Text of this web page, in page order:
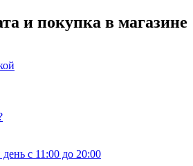
и покупка в магазине
с 11:00 до 20:00